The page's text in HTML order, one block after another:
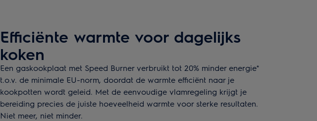
Efficiënte warmte voor dagelijks
koken
Een gaskookplaat met Speed Burner verbruikt tot 20% minder energie*
t.o.v. de minimale EU-norm, doordat de warmte efficiënt naar je
kookpotten wordt geleid. Met de eenvoudige vlamregeling krijgt je
bereiding precies de juiste hoeveelheid warmte voor sterke resultaten.
Niet meer, niet minder.